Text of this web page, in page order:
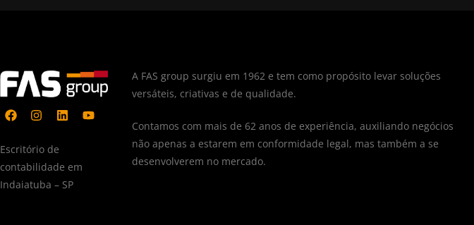
Escritório de
contabilidade em
Indaiatuba – SP
A FAS group surgiu em 1962 e tem como propósito levar soluções
versáteis, criativas e de qualidade.
Contamos com mais de 62 anos de experiência, auxiliando negócios
não apenas a estarem em conformidade legal, mas também a se
desenvolverem no mercado.